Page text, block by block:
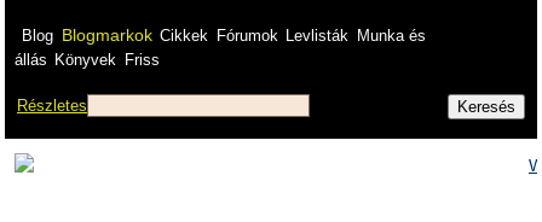
Blog Blogmarkok Cikkek Fórumok Levlisták
Munka és
állás Könyvek Friss
Részletes